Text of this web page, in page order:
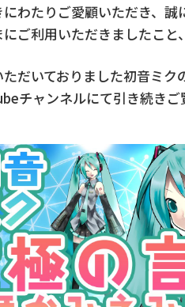
わたりご愛顧いただき、誠
ご利用いただきましたこと
だいておりました初音ミク
チャンネルにて引き続きご